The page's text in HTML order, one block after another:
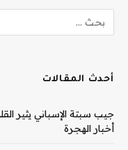
أحدث المقالات
جيب سبتة الإسباني يثير
أخبار الهجرة